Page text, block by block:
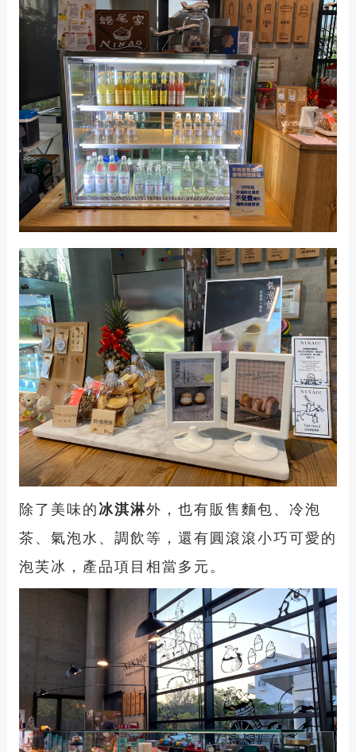
除了美味的冰淇淋外，也有販售麵包、冷泡
茶、氣泡水、調飲等，還有圓滾滾小巧可愛的
泡芙冰，產品項目相當多元。